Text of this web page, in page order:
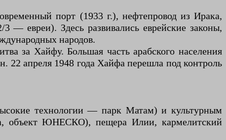
порт (1933 г.), нефтепровод из Ирака,
— евреи). Здесь развивались еврейские законы,
народов.
за Хайфу. Большая часть арабского населения
22 апреля 1948 года Хайфа перешла под контроль
технологии — парк Матам) и культурным
объект ЮНЕСКО), пещера Илии, кармелитский